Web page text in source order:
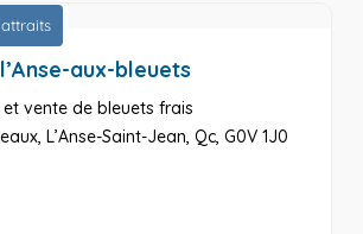
aux-bleuets
vente de bleuets frais
L’Anse-Saint-Jean, Qc, G0V 1J0